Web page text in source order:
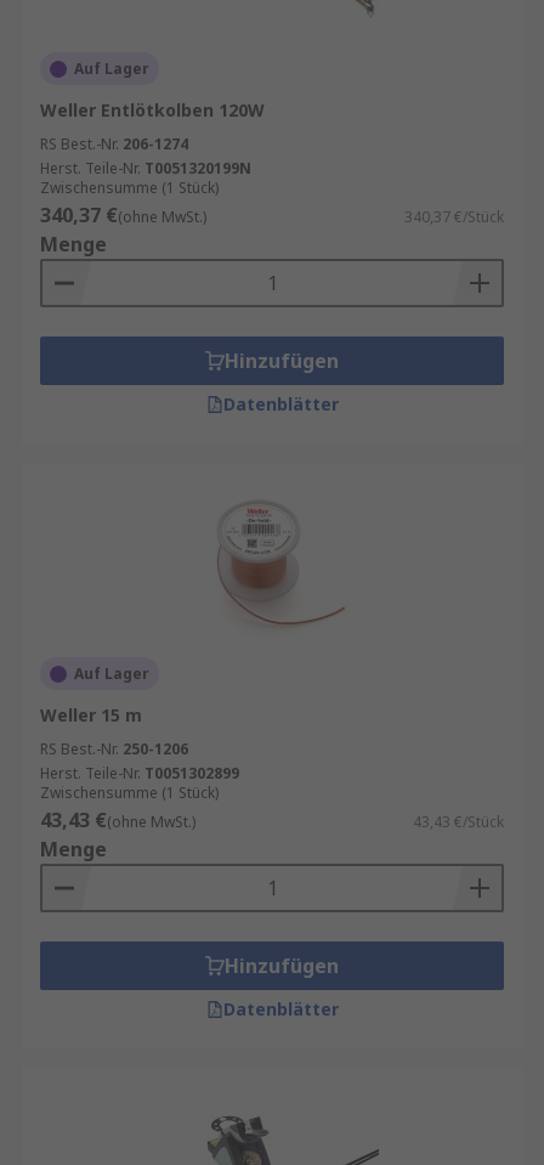
Auf Lager
Weller Entlötkolben 120W
RS Best.-Nr. 206-1274
Herst. Teile-Nr. T0051320199N
Zwischensumme (1 Stück)
340,37 €(ohne MwSt.) 340,37 €/Stück
Menge
Hinzufügen
Datenblätter
Auf Lager
Weller 15 m
RS Best.-Nr. 250-1206
Herst. Teile-Nr. T0051302899
Zwischensumme (1 Stück)
43,43 €(ohne MwSt.) 43,43 €/Stück
Menge
Hinzufügen
Datenblätter